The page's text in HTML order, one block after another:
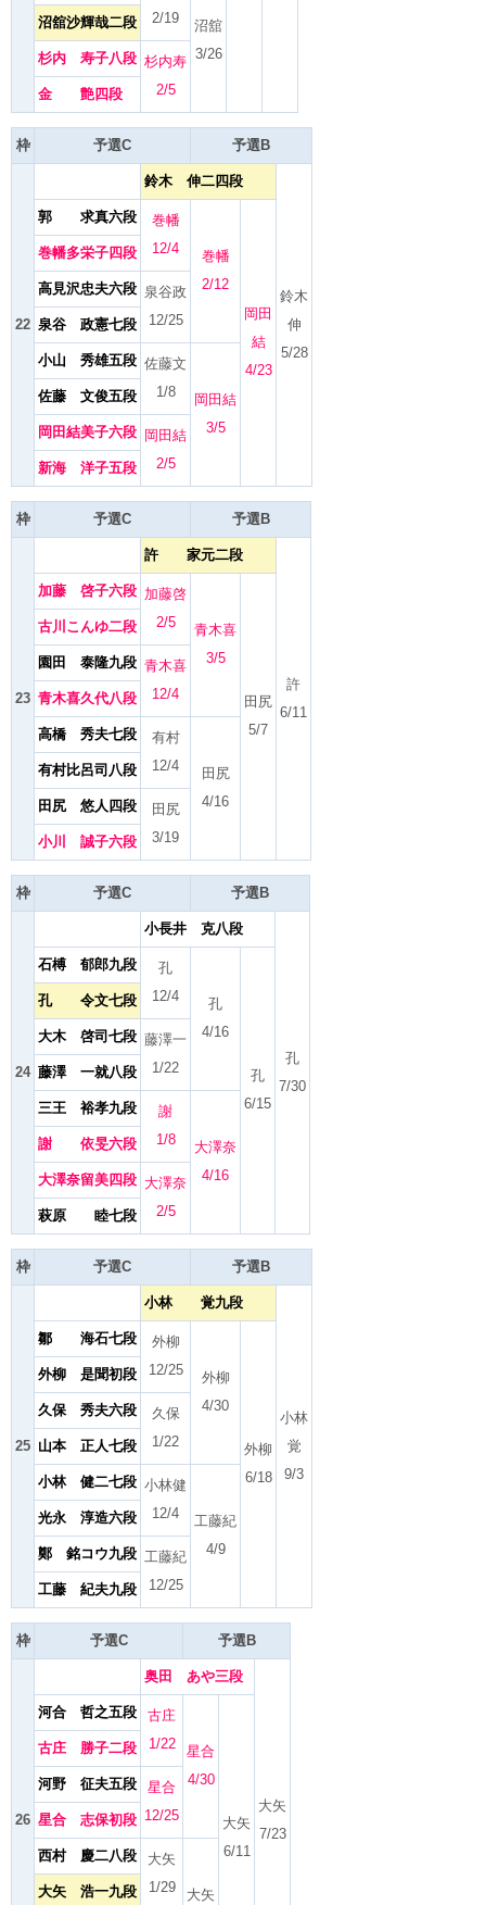
2/19
沼舘
3/26
沼舘沙輝哉二段
杉内 寿子八段 杉内寿
2/5
金 艶四段
枠 予選C 予選B
22
鈴木 伸二四段
鈴木
伸
5/28
郭 求真六段
巻幡
12/4
巻幡
2/12
岡田
結
4/23
巻幡多栄子四段
高見沢忠夫六段 泉谷政
12/25
泉谷 政憲七段
小山 秀雄五段 佐藤文
1/8
岡田結
3/5
佐藤 文俊五段
岡田結美子六段 岡田結
2/5
新海 洋子五段
枠 予選C 予選B
23
許 家元二段
許
6/11
加藤 啓子六段 加藤啓
2/5
青木喜
3/5
田尻
5/7
古川こんゆ二段
園田 泰隆九段 青木喜
12/4
青木喜久代八段
高橋 秀夫七段
有村
12/4
田尻
4/16
有村比呂司八段
田尻 悠人四段
田尻
3/19
小川 誠子六段
枠 予選C 予選B
24
小長井 克八段
孔
7/30
石榑 郁郎九段
孔
12/4
孔
4/16
孔
6/15
孔 令文七段
大木 啓司七段 藤澤一
1/22
藤澤 一就八段
三王 裕孝九段
謝
1/8
大澤奈
4/16
謝 依旻六段
大澤奈留美四段 大澤奈
2/5
萩原 睦七段
枠 予選C 予選B
25
小林 覚九段
小林
覚
9/3
鄒 海石七段
外柳
12/25
外柳
4/30
外柳
6/18
外柳 是聞初段
久保 秀夫六段
久保
1/22
山本 正人七段
小林 健二七段 小林健
12/4
工藤紀
4/9
光永 淳造六段
鄭 銘コウ九段 工藤紀
12/25
工藤 紀夫九段
枠 予選C 予選B
26
奥田 あや三段
大矢
7/23
河合 哲之五段
古庄
1/22
星合
4/30
大矢
6/11
古庄 勝子二段
河野 征夫五段
星合
12/25
星合 志保初段
西村 慶二八段
大矢
1/29
大矢
大矢 浩一九段